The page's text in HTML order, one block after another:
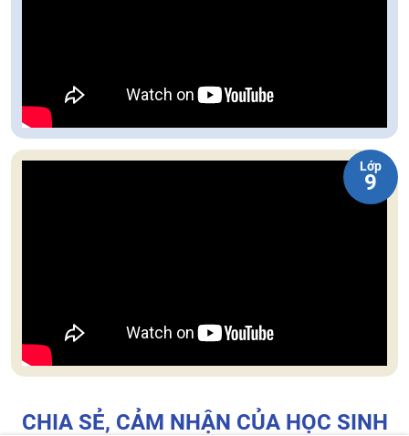
Lớp
9
CHIA SẺ, CẢM NHẬN CỦA HỌC SINH